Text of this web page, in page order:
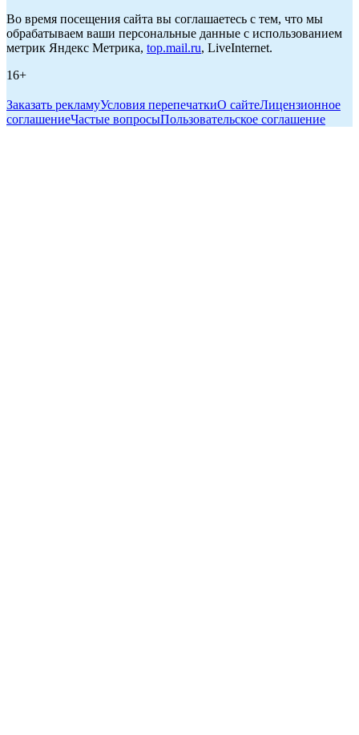
Во время посещения сайта вы соглашаетесь с тем, что мы
обрабатываем ваши персональные данные с использованием
метрик Яндекс Метрика, top.mail.ru, LiveInternet.
16+
Заказать рекламуУсловия перепечаткиО сайтеЛицензионное
соглашениеЧастые вопросыПользовательское соглашение